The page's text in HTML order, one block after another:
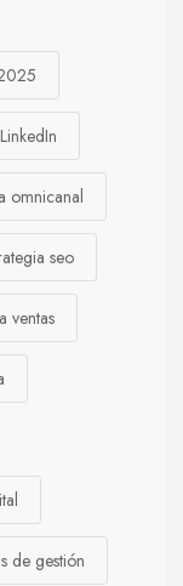
omnicanal
seo
ventas
de gestión